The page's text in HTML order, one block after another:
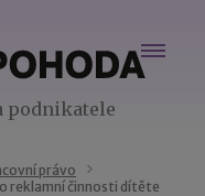
podnikatele
právo
reklamní činnosti dítěte